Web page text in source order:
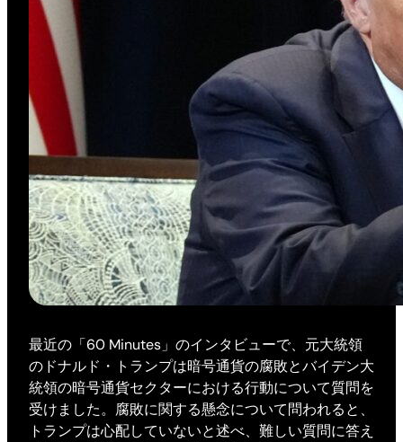
最近の「60 Minutes」のインタビューで、元大統領
のドナルド・トランプは暗号通貨の腐敗とバイデン大
統領の暗号通貨セクターにおける行動について質問を
受けました。腐敗に関する懸念について問われると、
トランプは心配していないと述べ、難しい質問に答え